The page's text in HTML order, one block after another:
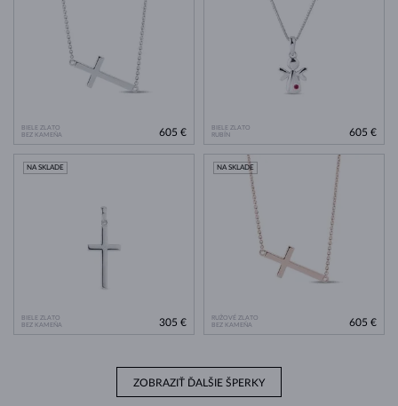
BIELE ZLATO
BEZ KAMEŇA
605 €
BIELE ZLATO
RUBÍN
605 €
BIELE ZLATO
BEZ KAMEŇA
NA SKLADE
305 €
RUŽOVÉ ZLATO
BEZ KAMEŇA
NA SKLADE
605 €
ZOBRAZIŤ ĎALŠIE ŠPERKY